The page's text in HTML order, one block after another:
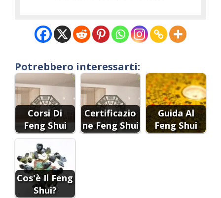
Potrebbero interessarti:
Corsi Di
Feng Shui
Certificazio
ne Feng Shui
Guida Al
Feng Shui
Cos'è Il Feng
Shui?